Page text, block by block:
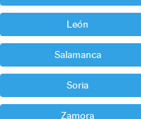
León
Salamanca
Soria
Zamora